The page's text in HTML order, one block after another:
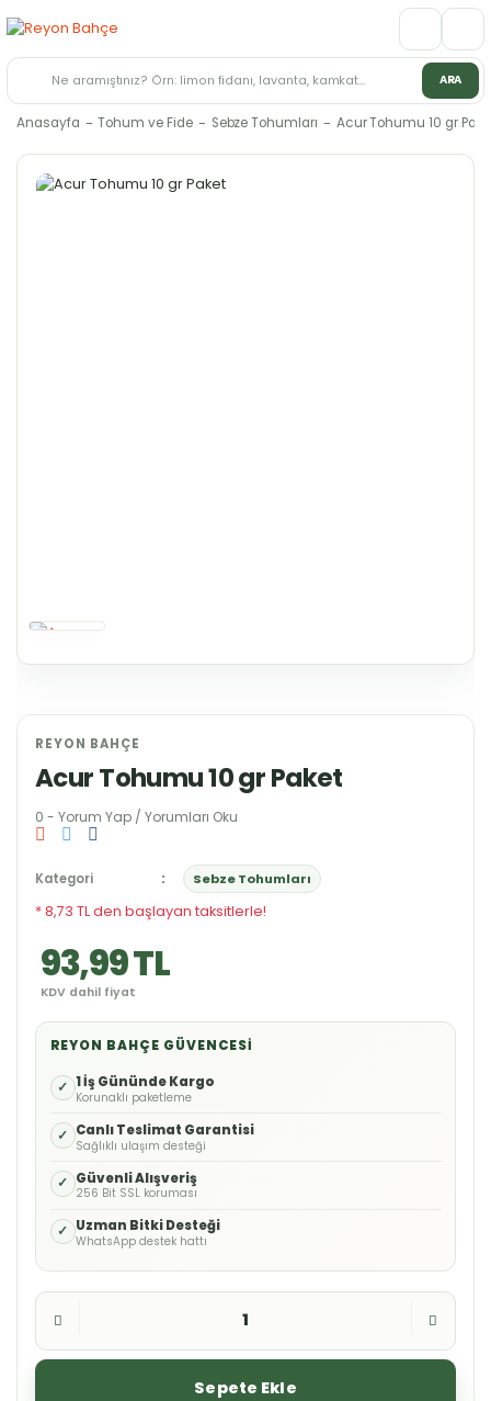
ARA
Anasayfa Tohum ve Fide Sebze Tohumları Acur Tohumu 10 gr
REYON BAHÇE
Acur Tohumu 10 gr Paket
0 - Yorum Yap / Yorumları Oku
Kategori Sebze Tohumları
* 8,73 TL den başlayan taksitlerle!
93,99 TL
KDV dahil fiyat
REYON BAHÇE GÜVENCESI
✓ 1 İş Gününde Kargo
Korunaklı paketleme
✓ Canlı Teslimat Garantisi
Sağlıklı ulaşım desteği
✓ Güvenli Alışveriş
256 Bit SSL koruması
✓ Uzman Bitki Desteği
WhatsApp destek hattı
Sepete Ekle